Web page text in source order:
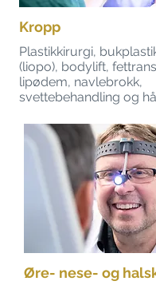
Kropp
Plastikkirurgi,
(liopo), bodylift,
lipødem, navlebrokk,
svettebehandling og
Øre- nese- og